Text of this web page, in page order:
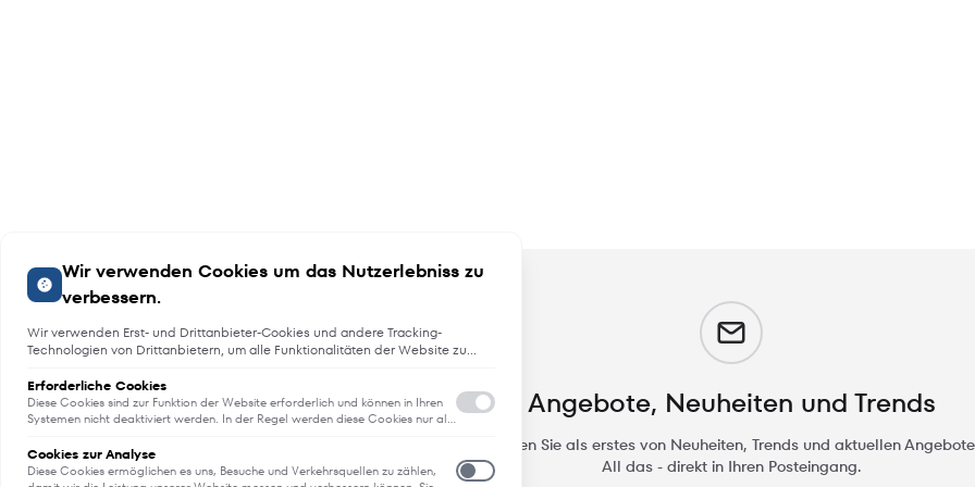
Wir verwenden Cookies um das Nutzerlebniss zu
verbessern.
Wir verwenden Erst- und Drittanbieter-Cookies und andere Tracking-
Technologien von Drittanbietern, um alle Funktionalitäten der Website zu
und personalisierte Werbung über unsere Websites, Apps und Newsletter im
Internet und über Social-Media-Plattformen bereitzustellen. Zu diesem
Zweck erfassen wir Informationen zum Benutzer, dem Browsing-Verhalten
Erforderliche Cookies
Diese Cookies sind zur Funktion der Website erforderlich und können in Ihren
Systemen nicht deaktiviert werden. In der Regel werden diese Cookies nur als
Dienstanforderung entsprechen, wie etwa dem Festlegen Ihrer
Datenschutzeinstellungen, dem Anmelden oder dem Ausfüllen von
Cookies zur Analyse
Diese Cookies ermöglichen es uns, Besuche und Verkehrsquellen zu zählen,
Angebote, Neuheiten und Trends
Erfahren Sie als erstes von Neuheiten, Trends und aktuellen
All das - direkt in Ihren Posteingang.